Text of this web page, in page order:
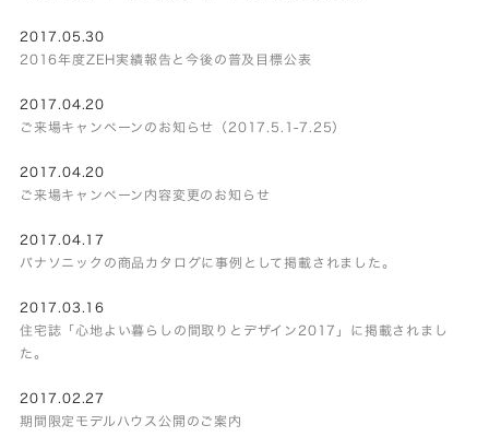
2017.05.30
2016年度ZEH実績報告と今後の普及目標公表
2017.04.20
ご来場キャンペーンのお知らせ（2017.5.1-7.25）
2017.04.20
ご来場キャンペーン内容変更のお知らせ
2017.04.17
パナソニックの商品カタログに事例として掲載されました。
2017.03.16
住宅誌「心地よい暮らしの間取りとデザイン2017」に掲載されまし
た。
2017.02.27
期間限定モデルハウス公開のご案内